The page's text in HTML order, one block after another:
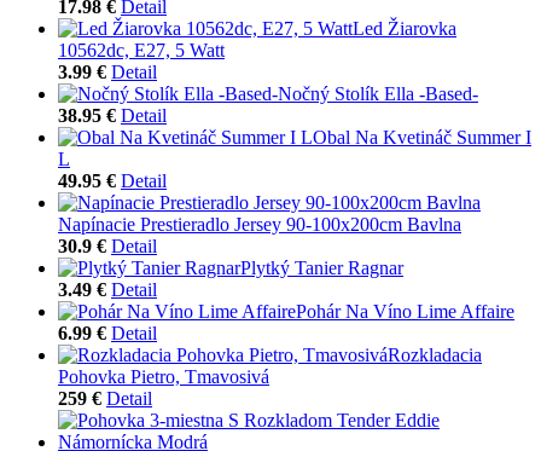
17.98 € Detail
Led Žiarovka
10562dc, E27, 5 Watt
3.99 € Detail
Nočný Stolík Ella -Based-
38.95 € Detail
Obal Na Kvetináč Summer I
L
49.95 € Detail
Napínacie Prestieradlo Jersey 90-100x200cm Bavlna
30.9 € Detail
Plytký Tanier Ragnar
3.49 € Detail
Pohár Na Víno Lime Affaire
6.99 € Detail
Rozkladacia
Pohovka Pietro, Tmavosivá
259 € Detail